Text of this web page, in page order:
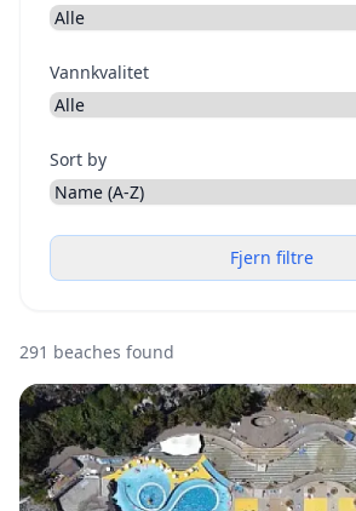
Vannkvalitet
Sort by
Fjern filtre
291 beaches found